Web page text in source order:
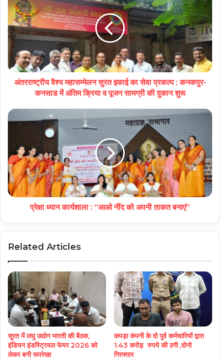
अंतरराष्ट्रीय वैश्य महासम्मेलन सुरत इकाई का सेवा प्रकल्प : कनकपुर-
कनसाड में अंतिम क्रिया व पूजन सामग्री की दुकान शुरू
प्रेक्षा ध्यान कार्यशाला : “आओ नींद को अपनी ताकत बनाएं”
Related Articles
सूरत में लघु उद्योग भारती की बैठक,
इंडियन इंडस्ट्रियल फेयर 2026 को
लेकर बनी रूपरेखा
कपड़ा कंपनी के दो पूर्व कर्मचारियों द्वारा
1.43 करोड़ रुपये की ठगी ,दोनो
गिरफ्तार